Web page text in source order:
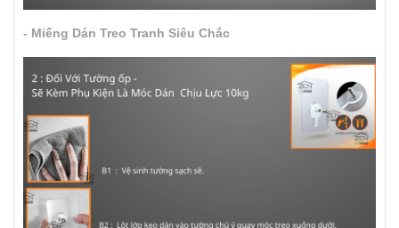
- Miếng Dán Treo Tranh Siêu Chắc